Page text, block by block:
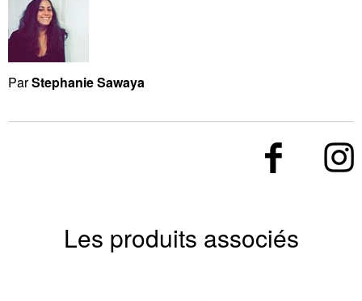
ParStephanie Sawaya
Les produits associés